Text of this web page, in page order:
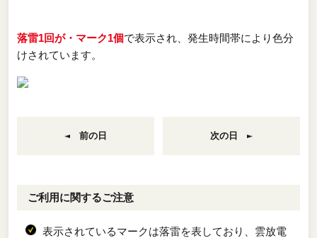
落雷1回が・マーク1個で表示され、発生時間帯により色分
けされています。
前の日 次の日
ご利用に関するご注意
表示されているマークは落雷を表しており、雲放電